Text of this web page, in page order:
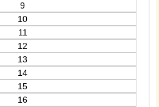
9
10
11
12
13
14
15
16